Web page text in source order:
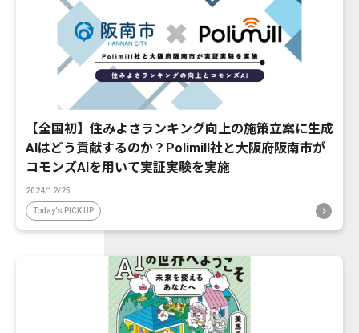
【全国初】住みよさランキング向上の施策立案に生成
AIはどう貢献するのか？Polimill社と大阪府阪南市が
コモンズAIを用いて実証実験を実施
2024/12/25
Today's PICK UP